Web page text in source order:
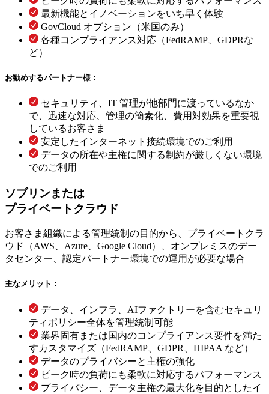
最新機能とイノベーションをいち早く体験
GovCloud オプション（米国のみ）
各種コンプライアンス対応（FedRAMP、GDPRな
ど）
お勧めするパートナー様：
セキュリティ、IT 管理が他部門に渡っているなか
で、迅速な対応、管理の簡素化、費用対効果を重要視
しているお客さま
安定したインターネット接続環境でのご利用
データの所在や主権に関する制約が厳しくない環境
でのご利用
ソブリンまたは
プライベートクラウド
お客さま組織による管理統制の目的から、プライベートクラ
ウド（AWS、Azure、Google Cloud）、オンプレミスのデー
タセンター、認定パートナー環境での運用が必要な場合
主なメリット：
データ、インフラ、AIファクトリーを含むセキュリ
ティポリシー全体を管理統制可能
業界固有または国内のコンプライアンス要件を満た
すカスタマイズ（FedRAMP、GDPR、HIPAA など）
データのプライバシーと主権の強化
ピーク時の負荷にも柔軟に対応するパフォーマンス
プライバシー、データ主権の最大化を目的としたイ